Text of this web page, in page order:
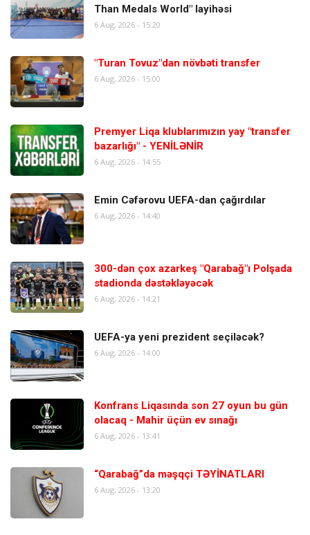
Than Medals World" layihəsi
6 Aug, 2026 - 15:20
"Turan Tovuz"dan növbəti transfer
6 Aug, 2026 - 15:00
Premyer Liqa klublarımızın yay "transfer
bazarlığı" - YENİLƏNİR
6 Aug, 2026 - 14:55
Emin Cəfərovu UEFA-dan çağırdılar
6 Aug, 2026 - 14:40
300-dən çox azarkeş "Qarabağ"ı Polşada
stadionda dəstəkləyəcək
6 Aug, 2026 - 14:21
UEFA-ya yeni prezident seçiləcək?
6 Aug, 2026 - 14:00
Konfrans Liqasında son 27 oyun bu gün
olacaq - Mahir üçün ev sınağı
6 Aug, 2026 - 13:41
“Qarabağ”da məşqçi TƏYİNATLARI
6 Aug, 2026 - 13:20